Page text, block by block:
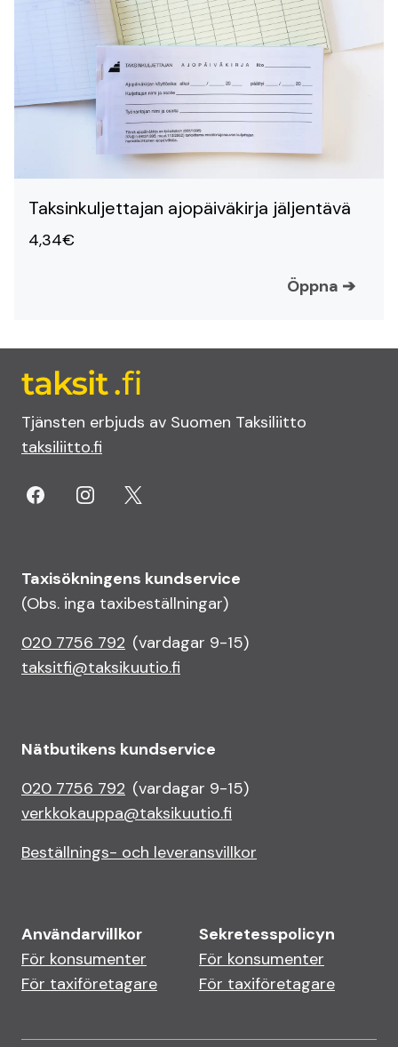
Taksinkuljettajan ajopäiväkirja jäljentävä
4,34€
Öppna ➔
Tjänsten erbjuds av Suomen Taksiliitto
taksiliitto.fi
Taxisökningens kundservice
(Obs. inga taxi­beställningar)
020 7756 792 (vardagar 9-15)
taksitfi@taksikuutio.fi
Nätbutikens kundservice
020 7756 792 (vardagar 9-15)
verkkokauppa@taksikuutio.fi
Beställnings- och leveransvillkor
Användarvillkor
För konsumenter
För taxiföretagare
Sekretesspolicyn
För konsumenter
För taxiföretagare